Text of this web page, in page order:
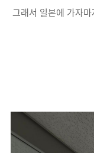
그래서 일본에 가자